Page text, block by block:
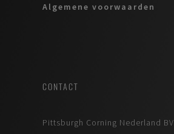
Algemene voorwaarden
CONTACT
Pittsburgh Corning Nederland BV